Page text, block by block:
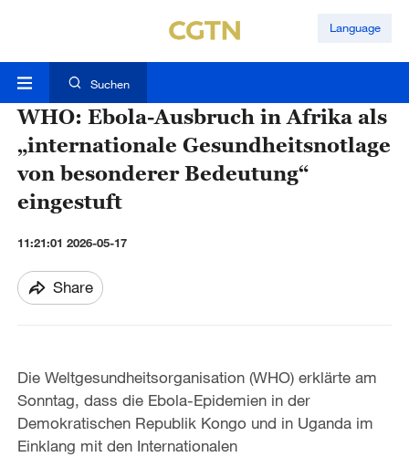
Language
Suchen
WHO: Ebola-Ausbruch in Afrika als
„internationale Gesundheitsnotlage
von besonderer Bedeutung“
eingestuft
11:21:01 2026-05-17
Share
Die Weltgesundheitsorganisation (WHO) erklärte am
Sonntag, dass die Ebola-Epidemien in der
Demokratischen Republik Kongo und in Uganda im
Einklang mit den Internationalen